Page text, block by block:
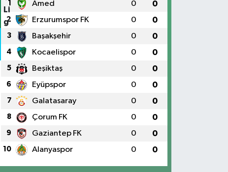
1 Amed 0 0
2 Erzurumspor FK 0 0
3 Başakşehir 0 0
4 Kocaelispor 0 0
5 Beşiktaş 0 0
6 Eyüpspor 0 0
7 Galatasaray 0 0
8 Çorum FK 0 0
9 Gaziantep FK 0 0
10 Alanyaspor 0 0